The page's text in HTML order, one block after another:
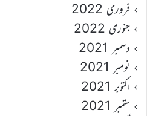
فروری 2022
جنوری 2022
دسمبر 2021
نومبر 2021
اکتوبر 2021
ستمبر 2021